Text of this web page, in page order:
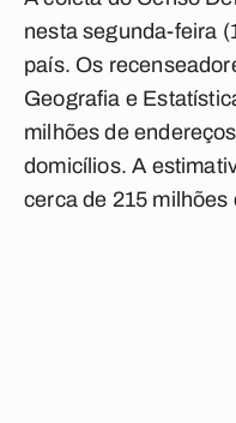
nesta segunda-feira
país. Os
Geografia e
milhões de
domicílios. A
cerca de 215 milhões